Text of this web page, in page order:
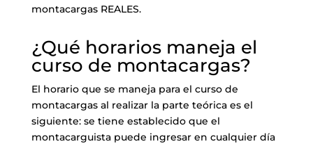
montacargas REALES.
¿Qué horarios maneja el
curso de montacargas?
El horario que se maneja para el curso de
montacargas al realizar la parte teórica es el
siguiente: se tiene establecido que el
montacarguista puede ingresar en cualquier día